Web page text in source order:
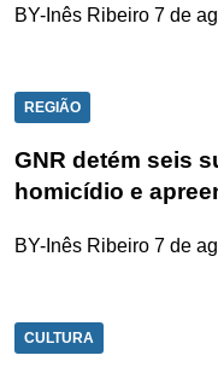
BY-Inês Ribeiro 7 de
REGIÃO
GNR detém seis
homicídio e
BY-Inês Ribeiro 7 de
CULTURA